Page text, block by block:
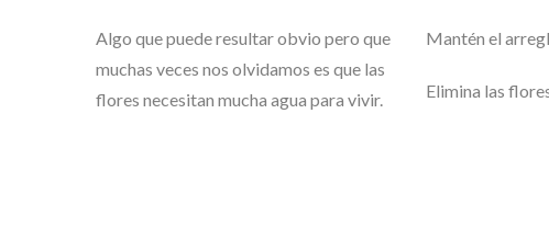
Algo que puede resultar obvio pero que
muchas veces nos olvidamos es que las
flores necesitan mucha agua para vivir.
Mantén el
Elimina las